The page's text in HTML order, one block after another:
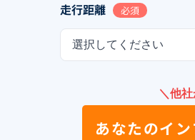
走行距離 必須
選択してください
＼他
あなたのイ